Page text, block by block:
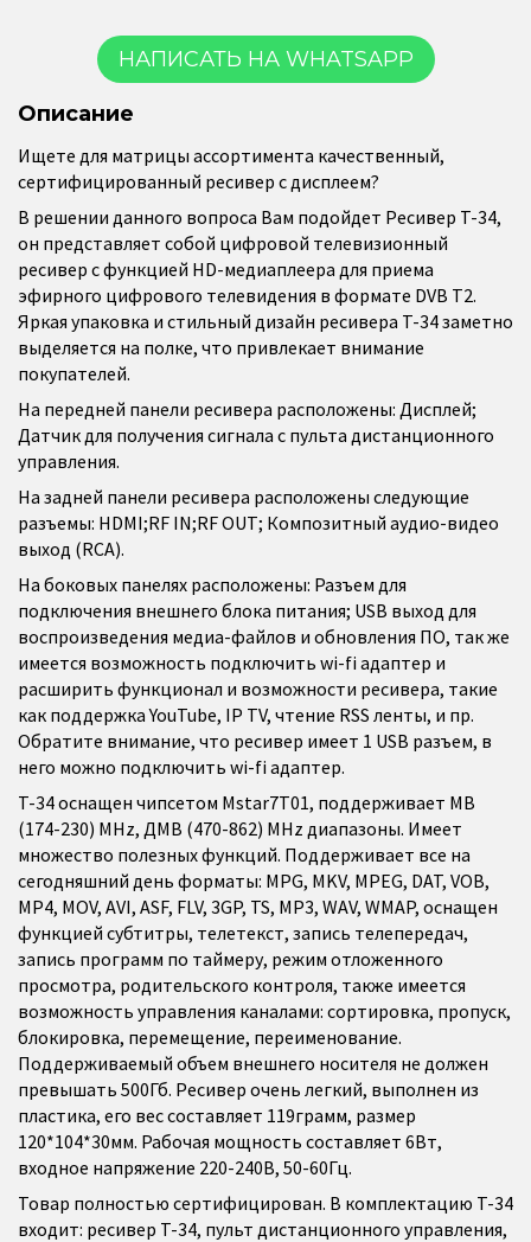
НАПИСАТЬ НА WHATSAPP
Описание
Ищете для матрицы ассортимента качественный,
сертифицированный ресивер с дисплеем?
В решении данного вопроса Вам подойдет Ресивер T-34,
он представляет собой цифровой телевизионный
ресивер с функцией HD-медиаплеера для приема
эфирного цифрового телевидения в формате DVB T2.
Яркая упаковка и стильный дизайн ресивера T-34 заметно
выделяется на полке, что привлекает внимание
покупателей.
На передней панели ресивера расположены: Дисплей;
Датчик для получения сигнала с пульта дистанционного
управления.
На задней панели ресивера расположены следующие
разъемы: HDMI;RF IN;RF OUT; Композитный аудио-видео
выход (RCA).
На боковых панелях расположены: Разъем для
подключения внешнего блока питания; USB выход для
воспроизведения медиа-файлов и обновления ПО, так же
имеется возможность подключить wi-fi адаптер и
расширить функционал и возможности ресивера, такие
как поддержка YouTube, IP TV, чтение RSS ленты, и пр.
Обратите внимание, что ресивер имеет 1 USB разъем, в
него можно подключить wi-fi адаптер.
T-34 оснащен чипсетом Mstar7T01, поддерживает МВ
(174-230) MHz, ДМВ (470-862) MHz диапазоны. Имеет
множество полезных функций. Поддерживает все на
сегодняшний день форматы: MPG, MKV, MPEG, DAT, VOB,
MP4, MOV, AVI, ASF, FLV, 3GP, TS, MP3, WAV, WMAP, оснащен
функцией субтитры, телетекст, запись телепередач,
запись программ по таймеру, режим отложенного
просмотра, родительского контроля, также имеется
возможность управления каналами: сортировка, пропуск,
блокировка, перемещение, переименование.
Поддерживаемый объем внешнего носителя не должен
превышать 500Гб. Ресивер очень легкий, выполнен из
пластика, его вес составляет 119грамм, размер
120*104*30мм. Рабочая мощность составляет 6Вт,
входное напряжение 220-240В, 50-60Гц.
Товар полностью сертифицирован. В комплектацию T-34
входит: ресивер T-34, пульт дистанционного управления,